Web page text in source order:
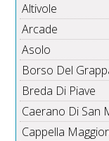
Altivole
Arcade
Asolo
Borso Del
Breda Di Piave
Caerano Di San
Cappella